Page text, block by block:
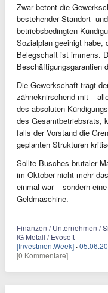
Zwar betont die
bestehender Standort-
betriebsbedingten
Sozialplan geeinigt habe,
Belegschaft ist immens.
Beschäftigungsgarantien
Die Gewerkschaft trägt
zähneknirschend mit –
des absoluten
des Gesamtbetriebsrats,
falls der Vorstand die
geplanten Strukturen
Sollte Busches brutaler
im Oktober nicht mehr
einmal war – sondern
Geldmaschine.
Finanzen / Unternehmen /
IG Metall / Evosoft
[InvestmentWeek] ·
[0 Kommentare]